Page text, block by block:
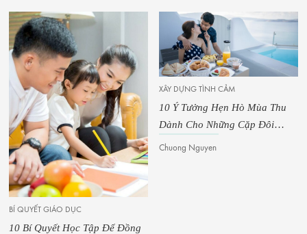
BÍ QUYẾT GIÁO DỤC
10 Bí Quyết Học Tập Để Đồng
XÂY DỰNG TÌNH CẢM
10 Ý Tưởng Hẹn Hò Mùa Thu
Dành Cho Những Cặp Đôi
Muốn Yêu Lại Từ Đầu
Chuong Nguyen